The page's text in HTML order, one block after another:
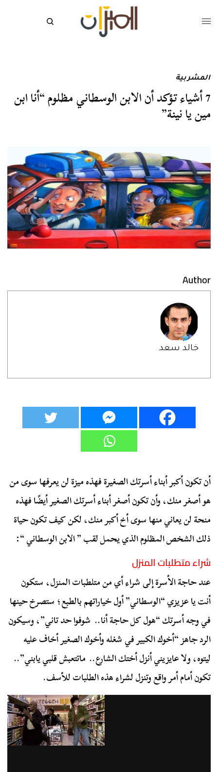
المشربية
7 أشياء تؤكد أن الابن الوسطاني مظلوم “أنا ابن
مين يا نينة”
Author
خالد سعد
أن تكون أكبر أبناء أسرتك الصغيرة فهذه ميزة لن يعرفها سوى من
هو أصغر منك، وأن تكون أصغر أبناء أسرتك الصغير أيضًا فهذه
منحة لن يعاني منها سوى أخ أكبر منك، لكن كيف تكون حياة
ذلك الشخص المظلوم الذي يحمل لقب ” الابن الوسطاني “:
شراء متطلبات المنزل
عند حاجة الأسرة إلى شراء أي من متلطبات المنزل، ستكون
أنت يا عزيزي “الوسطاني” أول خياراتهم بالطبع؛ ستصرخ حينها
في وجه أسرتك “هول كل حاجة أنا.. شوفوا حد تاني”، وسيكون
الرد جاهز “أخوك الكبير في شغله وأخوك الصغير أخاف عليه
ليتوه، ولا عايزيني أنزل أختك الشارع.. ماتتعبش قلبي يابني”..
تكون أمام أمر واقع وتنزل لشراء هذه الطلبات للأسف.